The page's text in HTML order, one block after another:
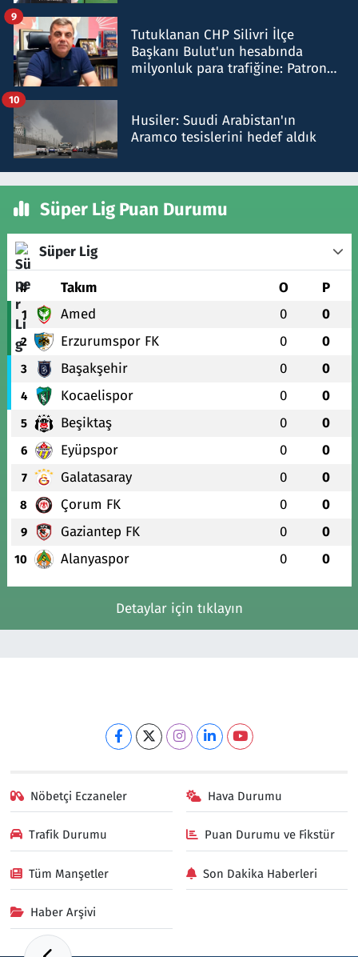
Tutuklanan CHP Silivri İlçe
Başkanı Bulut'un hesabında
milyonluk para trafiğine: Patron
9
Husiler: Suudi Arabistan'ın
Aramco tesislerini hedef aldık
10
Süper Lig Puan Durumu
Süper Lig
# Takım O P
1 Amed 0 0
2 Erzurumspor FK 0 0
3 Başakşehir 0 0
4 Kocaelispor 0 0
5 Beşiktaş 0 0
6 Eyüpspor 0 0
7 Galatasaray 0 0
8 Çorum FK 0 0
9 Gaziantep FK 0 0
10 Alanyaspor 0 0
Detaylar için tıklayın
Nöbetçi Eczaneler Hava Durumu
Trafik Durumu Puan Durumu ve Fikstür
Tüm Manşetler Son Dakika Haberleri
Haber Arşivi